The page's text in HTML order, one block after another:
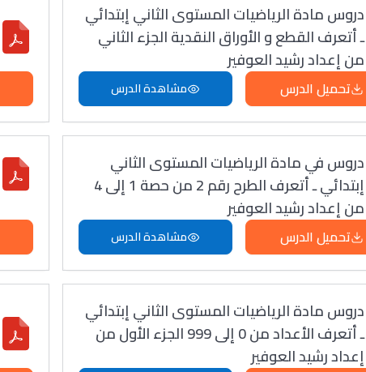
دروس مادة الرياضيات المستوى الثاني إبتدائي
ـ أتعرف القطع و الأوراق النقدية الجزء الثاني
من إعداد رشيد العوفير
تحميل الدرس مشاهدة الدرس
دروس في مادة الرياضيات المستوى الثاني
إبتدائي ـ أتعرف الطرح رقم 2 من حصة 1 إلى 4
من إعداد رشيد العوفير
تحميل الدرس مشاهدة الدرس
دروس مادة الرياضيات المستوى الثاني إبتدائي
ـ أتعرف الأعداد من 0 إلى 999 الجزء الأول من
إعداد رشيد العوفير